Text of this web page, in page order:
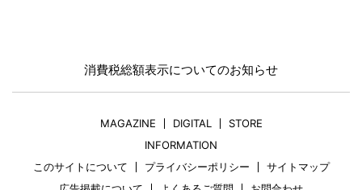
消費税総額表示についてのお知らせ
MAGAZINE DIGITAL
STORE
INFORMATION
このサイトについて
プライバシーポリシー
サイトマップ